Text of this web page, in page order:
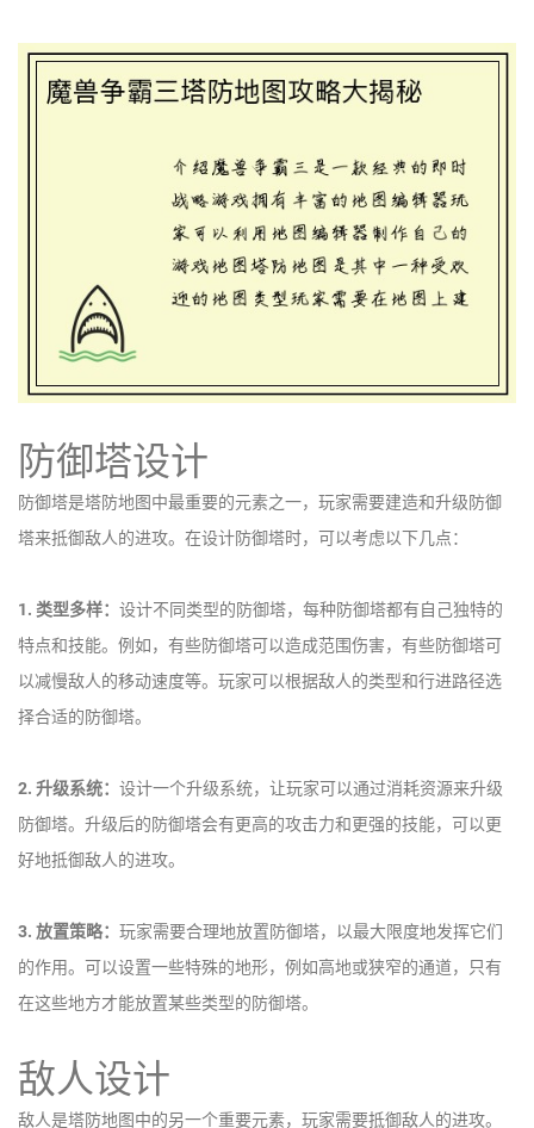
防御塔设计
防御塔是塔防地图中最重要的元素之一，玩家需要建造和升级防御
塔来抵御敌人的进攻。在设计防御塔时，可以考虑以下几点：
1. 类型多样： 设计不同类型的防御塔，每种防御塔都有自己独特的
特点和技能。例如，有些防御塔可以造成范围伤害，有些防御塔可
以减慢敌人的移动速度等。玩家可以根据敌人的类型和行进路径选
择合适的防御塔。
2. 升级系统： 设计一个升级系统，让玩家可以通过消耗资源来升级
防御塔。升级后的防御塔会有更高的攻击力和更强的技能，可以更
好地抵御敌人的进攻。
3. 放置策略： 玩家需要合理地放置防御塔，以最大限度地发挥它们
的作用。可以设置一些特殊的地形，例如高地或狭窄的通道，只有
在这些地方才能放置某些类型的防御塔。
敌人设计
敌人是塔防地图中的另一个重要元素，玩家需要抵御敌人的进攻。